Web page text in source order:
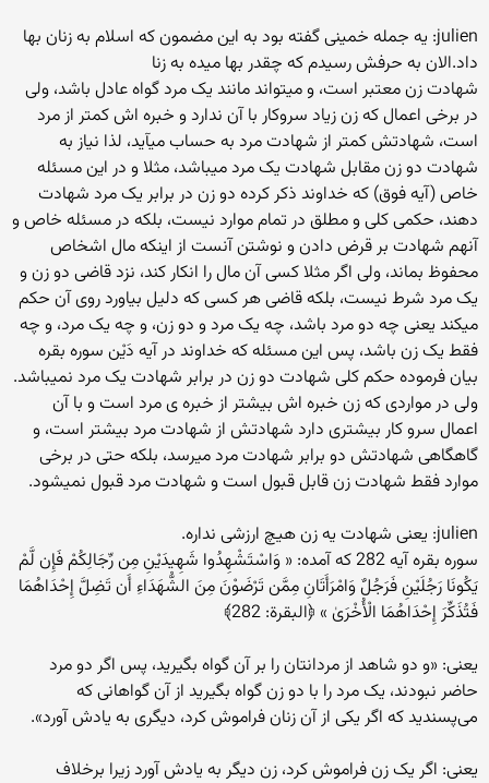
julien: یه جمله خمینی گفته بود به این مضمون که اسلام به زنان بها
داد.الان به حرفش رسیدم که چقدر بها میده به زنا
شهادت زن معتبر است، و میتواند مانند یک مرد گواه عادل باشد، ولی
در برخی اعمال که زن زیاد سروکار با آن ندارد و خبره اش کمتر از مرد
است، شهادتش کمتر از شهادت مرد به حساب میآید، لذا نیاز به
شهادت دو زن مقابل شهادت یک مرد میباشد، مثلا و در این مسئله
خاص (آیه فوق) که خداوند ذکر کرده دو زن در برابر یک مرد شهادت
دهند، حکمی کلی و مطلق در تمام موارد نیست، بلکه در مسئله خاص و
آنهم شهادت بر قرض دادن و نوشتن آنست از اینکه مال اشخاص
محفوظ بماند، ولی اگر مثلا کسی آن مال را انکار کند، نزد قاضی دو زن و
یک مرد شرط نیست، بلکه قاضی هر کسی که دلیل بیاورد روی آن حکم
میکند یعنی چه دو مرد باشد، چه یک مرد و دو زن، و چه یک مرد، و چه
فقط یک زن باشد، پس این مسئله که خداوند در آیه دَیْن سوره بقره
بیان فرموده حکم کلی شهادت دو زن در برابر شهادت یک مرد نمیباشد.
ولی در مواردی که زن خبره اش بیشتر از خبره ی مرد است و با آن
اعمال سرو کار بیشتری دارد شهادتش از شهادت مرد بیشتر است، و
گاهگاهی شهادتش دو برابر شهادت مرد میرسد، بلکه حتی در برخی
موارد فقط شهادت زن قابل قبول است و شهادت مرد قبول نمیشود.
julien: یعنی شهادت یه زن هیچ ارزشی نداره.
سوره بقره آیه 282 که آمده: « وَاسْتَشْهِدُوا شَهِیدَیْنِ مِن رِّجَالِکُمْ فَإِن لَّمْ
یَکُونَا رَجُلَیْنِ فَرَجُلٌ وَامْرَأَتَانِ مِمَّن تَرْضَوْنَ مِنَ الشُّهَدَاءِ أَن تَضِلَّ إِحْدَاهُمَا
فَتُذَکِّرَ إِحْدَاهُمَا الْأُخْرَیٰ » ﴿البقرة: 282﴾
یعنی: «و دو شاهد از مردانتان‌ را بر آن‌ گواه‌ بگیرید، پس‌ اگر دو مرد
حاضر نبودند، یک‌ مرد را با دو زن‌ گواه‌ بگیرید از آن‌ گواهانی‌ که
‌می‌پسندید که‌ اگر یکی‌ از آن زنان فراموش‌ کرد، دیگری‌ به‌ یادش‌ آورد».
یعنی: اگر یک‌ زن‌ فراموش‌ کرد، زن‌ دیگر به ‌یادش‌ آورد زیرا برخلاف‌